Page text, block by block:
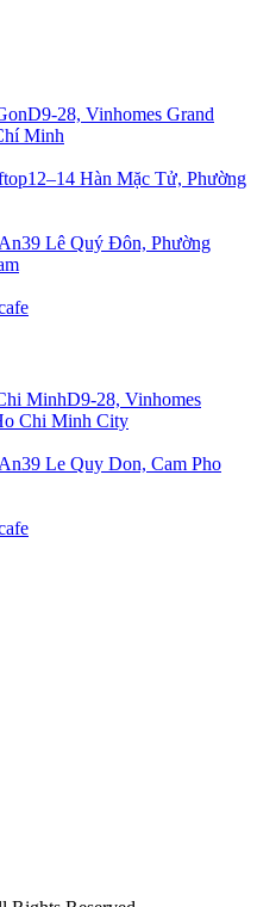
D9-28, Vinhomes Grand
Minh
12–14 Hàn Mặc Tử, Phường
39 Lê Quý Đôn, Phường
MinhD9-28, Vinhomes
Chi Minh City
39 Le Quy Don, Cam Pho